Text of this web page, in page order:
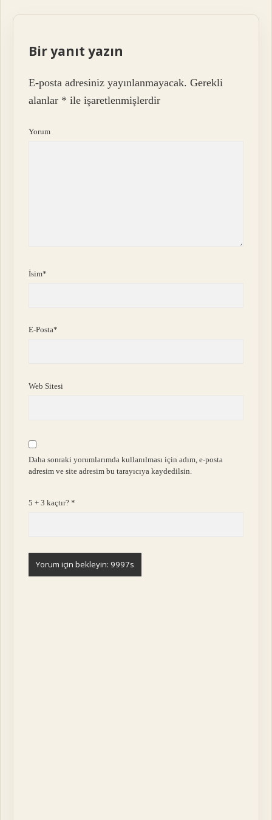
Bir yanıt yazın
E-posta adresiniz yayınlanmayacak. Gerekli
alanlar * ile işaretlenmişlerdir
Yorum
İsim*
E-Posta*
Web Sitesi
Daha sonraki yorumlarımda kullanılması için adım, e-posta
adresim ve site adresim bu tarayıcıya kaydedilsin.
5 + 3 kaçtır?*